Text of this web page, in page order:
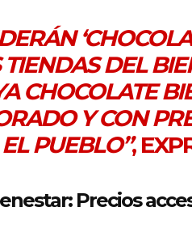
TIENDAS DEL
CHOCOLATE
Y CON
PUEBLO”,
Precios